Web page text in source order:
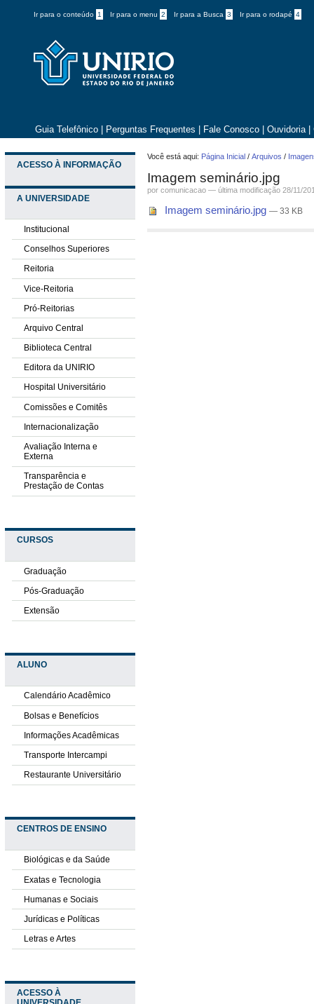
Ir para o conteúdo 1 Ir para o menu 2 Ir para a Busca 3 Ir para o rodapé 4
Guia Telefônico Perguntas Frequentes Fale Conosco Ouvidoria
ACESSO À INFORMAÇÃO
A UNIVERSIDADE
Institucional
Conselhos Superiores
Reitoria
Vice-Reitoria
Pró-Reitorias
Arquivo Central
Biblioteca Central
Editora da UNIRIO
Hospital Universitário
Comissões e Comitês
Internacionalização
Avaliação Interna e
Externa
Transparência e
Prestação de Contas
CURSOS
Graduação
Pós-Graduação
Extensão
ALUNO
Calendário Acadêmico
Bolsas e Benefícios
Informações Acadêmicas
Transporte Intercampi
Restaurante Universitário
CENTROS DE ENSINO
Biológicas e da Saúde
Exatas e Tecnologia
Humanas e Sociais
Jurídicas e Políticas
Letras e Artes
ACESSO À
Você está aqui: Página Inicial /Arquivos /
Imagem seminário.jpg
por comunicacao —última modificação 28/11/
Imagem seminário.jpg— 33 KB